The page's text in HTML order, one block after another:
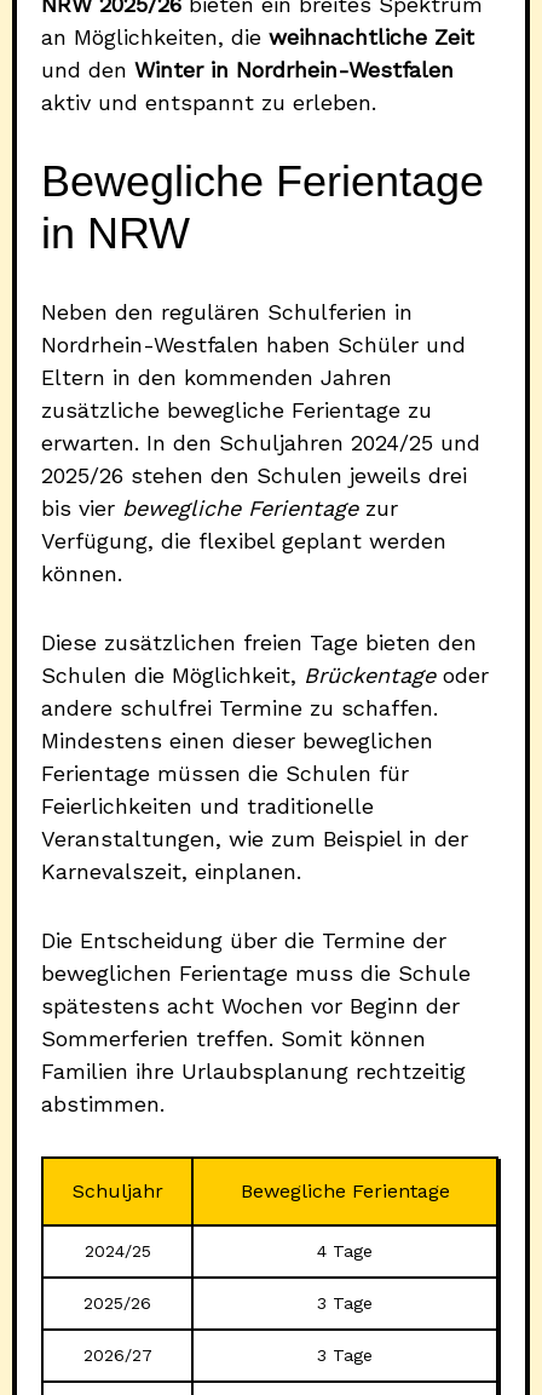
an Möglichkeiten, die weihnachtliche Zeit
und den Winter in Nordrhein-Westfalen
aktiv und entspannt zu erleben.
Bewegliche Ferientage
in NRW
Neben den regulären Schulferien in
Nordrhein-Westfalen haben Schüler und
Eltern in den kommenden Jahren
zusätzliche bewegliche Ferientage zu
erwarten. In den Schuljahren 2024/25 und
2025/26 stehen den Schulen jeweils drei
bis vier bewegliche Ferientagezur
Verfügung, die flexibel geplant werden
können.
Diese zusätzlichen freien Tage bieten den
Schulen die Möglichkeit, Brückentageoder
andere schulfrei Termine zu schaffen.
Mindestens einen dieser beweglichen
Ferientage müssen die Schulen für
Feierlichkeiten und traditionelle
Veranstaltungen, wie zum Beispiel in der
Karnevalszeit, einplanen.
Die Entscheidung über die Termine der
beweglichen Ferientage muss die Schule
spätestens acht Wochen vor Beginn der
Sommerferien treffen. Somit können
Familien ihre Urlaubsplanung rechtzeitig
abstimmen.
Schuljahr Bewegliche Ferientage
2024/25 4 Tage
2025/26 3 Tage
2026/27 3 Tage